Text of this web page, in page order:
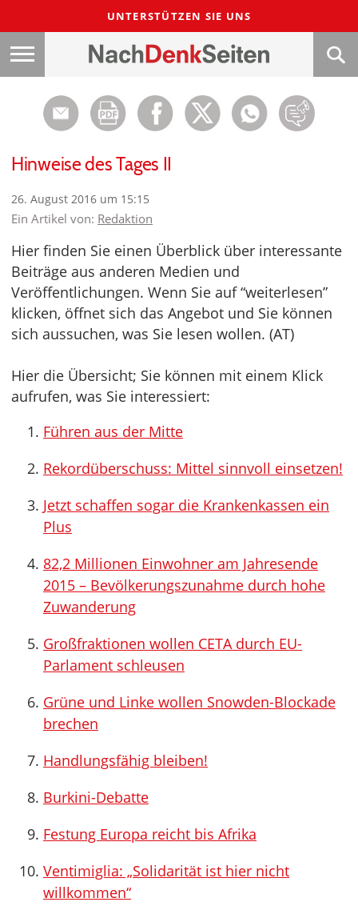
UNTERSTÜTZEN SIE UNS
Hinweise des Tages II
26. August 2016 um 15:15
Ein Artikel von: Redaktion
Hier finden Sie einen Überblick über interessante
Beiträge aus anderen Medien und
Veröffentlichungen. Wenn Sie auf “weiterlesen”
klicken, öffnet sich das Angebot und Sie können
sich aussuchen, was Sie lesen wollen. (AT)
Hier die Übersicht; Sie können mit einem Klick
aufrufen, was Sie interessiert:
Führen aus der Mitte
Rekordüberschuss: Mittel sinnvoll einsetzen!
Jetzt schaffen sogar die Krankenkassen ein
Plus
82,2 Millionen Einwohner am Jahresende
2015 – Bevölkerungszunahme durch hohe
Zuwanderung
Großfraktionen wollen CETA durch EU-
Parlament schleusen
Grüne und Linke wollen Snowden-Blockade
brechen
Handlungsfähig bleiben!
Burkini-Debatte
Festung Europa reicht bis Afrika
Ventimiglia: „Solidarität ist hier nicht
willkommen“